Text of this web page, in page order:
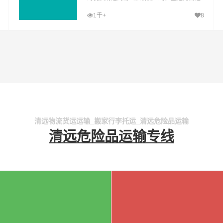
清远到常山县货运公司已成为山邦清远的优
1千+ 8
清远物流货运运输_搬家行李托运_清远危险品运输
清远危险品运输专线